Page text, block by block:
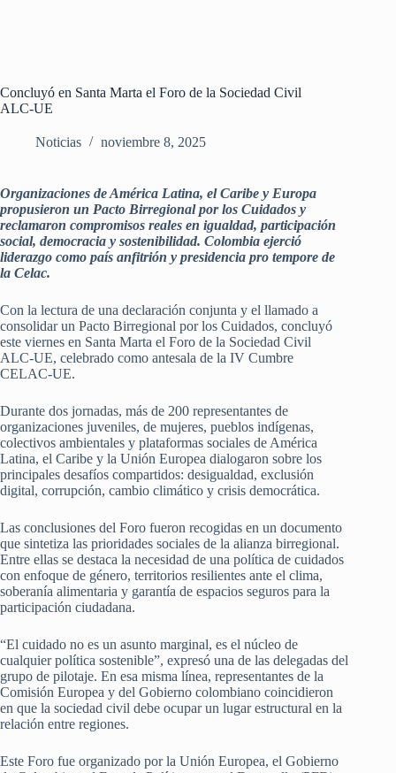
Concluyó en Santa Marta el Foro de la Sociedad Civil
ALC‑UE
Noticias noviembre 8, 2025
Organizaciones de América Latina, el Caribe y Europa
propusieron un Pacto Birregional por los Cuidados y
reclamaron compromisos reales en igualdad, participación
social, democracia y sostenibilidad. Colombia ejerció
liderazgo como país anfitrión y presidencia pro tempore de
la Celac.
Con la lectura de una declaración conjunta y el llamado a
consolidar un Pacto Birregional por los Cuidados, concluyó
este viernes en Santa Marta el Foro de la Sociedad Civil
ALC‑UE, celebrado como antesala de la IV Cumbre
CELAC‑UE.
Durante dos jornadas, más de 200 representantes de
organizaciones juveniles, de mujeres, pueblos indígenas,
colectivos ambientales y plataformas sociales de América
Latina, el Caribe y la Unión Europea dialogaron sobre los
principales desafíos compartidos: desigualdad, exclusión
digital, corrupción, cambio climático y crisis democrática.
Las conclusiones del Foro fueron recogidas en un documento
que sintetiza las prioridades sociales de la alianza birregional.
Entre ellas se destaca la necesidad de una política de cuidados
con enfoque de género, territorios resilientes ante el clima,
soberanía alimentaria y garantía de espacios seguros para la
participación ciudadana.
“El cuidado no es un asunto marginal, es el núcleo de
cualquier política sostenible”, expresó una de las delegadas del
grupo de pilotaje. En esa misma línea, representantes de la
Comisión Europea y del Gobierno colombiano coincidieron
en que la sociedad civil debe ocupar un lugar estructural en la
relación entre regiones.
Este Foro fue organizado por la Unión Europea, el Gobierno